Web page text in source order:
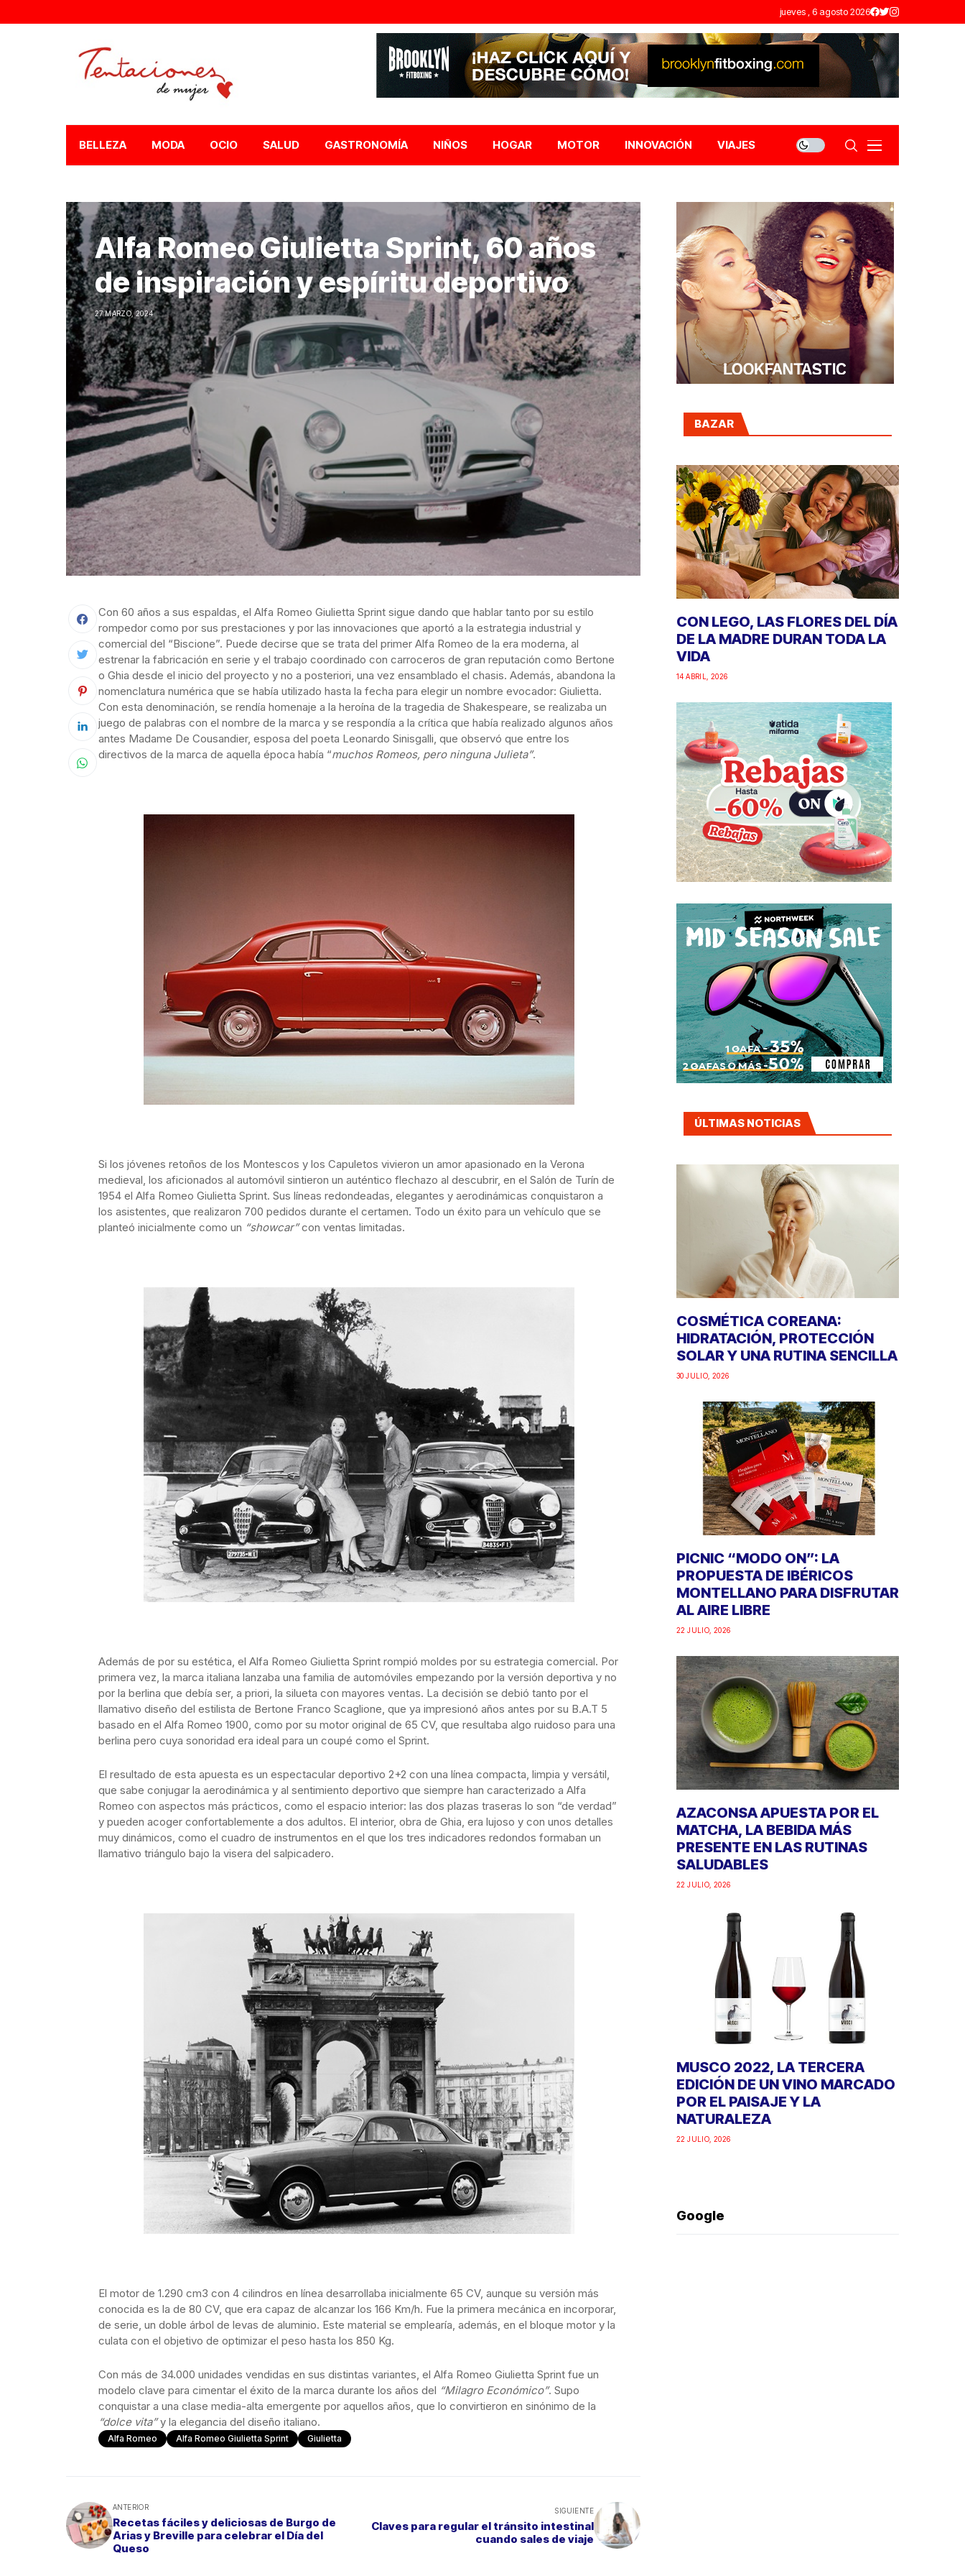
jueves , 6 agosto 2026
BELLEZA MODA OCIO SALUD GASTRONOMÍA NIÑOS HOGAR MOTOR INNOVACIÓN VIAJES
Alfa Romeo Giulietta Sprint, 60 años
de inspiración y espíritu deportivo
27 MARZO, 2024
Con 60 años a sus espaldas, el Alfa Romeo Giulietta Sprint sigue dando que hablar tanto por su estilo
rompedor como por sus prestaciones y por las innovaciones que aportó a la estrategia industrial y
comercial del “Biscione”. Puede decirse que se trata del primer Alfa Romeo de la era moderna, al
estrenar la fabricación en serie y el trabajo coordinado con carroceros de gran reputación como Bertone
o Ghia desde el inicio del proyecto y no a posteriori, una vez ensamblado el chasis. Además, abandona la
nomenclatura numérica que se había utilizado hasta la fecha para elegir un nombre evocador: Giulietta.
Con esta denominación, se rendía homenaje a la heroína de la tragedia de Shakespeare, se realizaba un
juego de palabras con el nombre de la marca y se respondía a la crítica que había realizado algunos años
antes Madame De Cousandier, esposa del poeta Leonardo Sinisgalli, que observó que entre los
directivos de la marca de aquella época había “muchos Romeos, pero ninguna Julieta”.
Si los jóvenes retoños de los Montescos y los Capuletos vivieron un amor apasionado en la Verona
medieval, los aficionados al automóvil sintieron un auténtico flechazo al descubrir, en el Salón de Turín de
1954 el Alfa Romeo Giulietta Sprint. Sus líneas redondeadas, elegantes y aerodinámicas conquistaron a
los asistentes, que realizaron 700 pedidos durante el certamen. Todo un éxito para un vehículo que se
planteó inicialmente como un “showcar”con ventas limitadas.
Además de por su estética, el Alfa Romeo Giulietta Sprint rompió moldes por su estrategia comercial. Por
primera vez, la marca italiana lanzaba una familia de automóviles empezando por la versión deportiva y no
por la berlina que debía ser, a priori, la silueta con mayores ventas. La decisión se debió tanto por el
llamativo diseño del estilista de Bertone Franco Scaglione, que ya impresionó años antes por su B.A.T 5
basado en el Alfa Romeo 1900, como por su motor original de 65 CV, que resultaba algo ruidoso para una
berlina pero cuya sonoridad era ideal para un coupé como el Sprint.
El resultado de esta apuesta es un espectacular deportivo 2+2 con una línea compacta, limpia y versátil,
que sabe conjugar la aerodinámica y al sentimiento deportivo que siempre han caracterizado a Alfa
Romeo con aspectos más prácticos, como el espacio interior: las dos plazas traseras lo son “de verdad”
y pueden acoger confortablemente a dos adultos. El interior, obra de Ghia, era lujoso y con unos detalles
muy dinámicos, como el cuadro de instrumentos en el que los tres indicadores redondos formaban un
llamativo triángulo bajo la visera del salpicadero.
El motor de 1.290 cm3 con 4 cilindros en línea desarrollaba inicialmente 65 CV, aunque su versión más
conocida es la de 80 CV, que era capaz de alcanzar los 166 Km/h. Fue la primera mecánica en incorporar,
de serie, un doble árbol de levas de aluminio. Este material se emplearía, además, en el bloque motor y la
culata con el objetivo de optimizar el peso hasta los 850 Kg.
Con más de 34.000 unidades vendidas en sus distintas variantes, el Alfa Romeo Giulietta Sprint fue un
modelo clave para cimentar el éxito de la marca durante los años del “Milagro Económico”. Supo
conquistar a una clase media-alta emergente por aquellos años, que lo convirtieron en sinónimo de la
“dolce vita”y la elegancia del diseño italiano.
Alfa Romeo Alfa Romeo Giulietta Sprint Giulietta
ANTERIOR
Recetas fáciles y deliciosas de Burgo de
Arias y Breville para celebrar el Día del
Queso
SIGUIENTE
Claves para regular el tránsito intestinal
cuando sales de viaje
BAZAR
CON LEGO, LAS FLORES DEL DÍA
DE LA MADRE DURAN TODA LA
VIDA
14 ABRIL, 2026
ÚLTIMAS NOTICIAS
COSMÉTICA COREANA:
HIDRATACIÓN, PROTECCIÓN
SOLAR Y UNA RUTINA SENCILLA
30 JULIO, 2026
PICNIC “MODO ON”: LA
PROPUESTA DE IBÉRICOS
MONTELLANO PARA DISFRUTAR
AL AIRE LIBRE
22 JULIO, 2026
AZACONSA APUESTA POR EL
MATCHA, LA BEBIDA MÁS
PRESENTE EN LAS RUTINAS
SALUDABLES
22 JULIO, 2026
MUSCO 2022, LA TERCERA
EDICIÓN DE UN VINO MARCADO
POR EL PAISAJE Y LA
NATURALEZA
22 JULIO, 2026
Google